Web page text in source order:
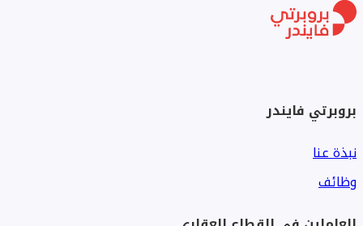
بروبرتي فايندر
نبذة عنا
وظائف